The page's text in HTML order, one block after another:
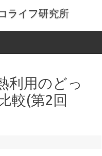
ライフ研究所
利用のどっ
較(第2回